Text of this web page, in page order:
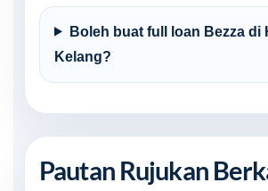
Boleh buat full loan Bezza di
Kelang?
Pautan Rujukan